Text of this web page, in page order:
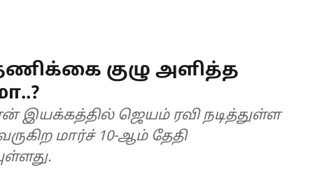
குழு அளித்த
ஜெயம் ரவி நடித்துள்ள
மார்ச் 10-ஆம் தேதி